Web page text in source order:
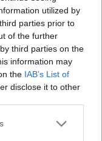
utilized by
parties prior to
of the further
third parties on the
information may
the IAB’s List of
disclose it to other
3 4
Σελίδα 4 από 5